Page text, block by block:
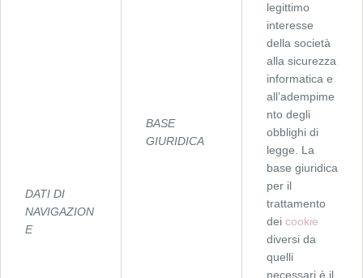
DATI DI
NAVIGAZION
E
BASE
GIURIDICA
legittimo
interesse
della società
alla sicurezza
informatica e
all’adempime
nto degli
obblighi di
legge. La
base giuridica
per il
trattamento
dei cookie
diversi da
quelli
necessari è il